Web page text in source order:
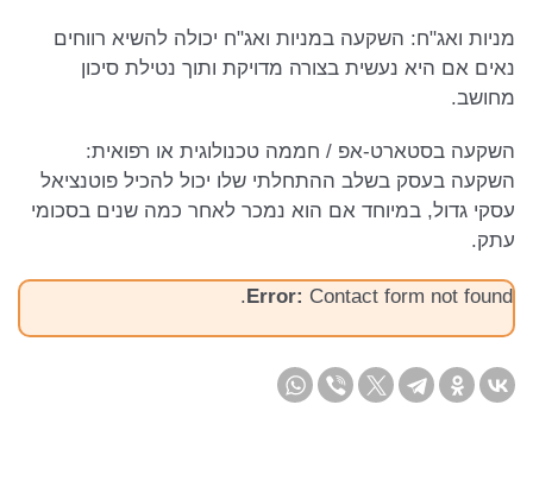
מניות ואג"ח: השקעה במניות ואג"ח יכולה להשיא רווחים
נאים אם היא נעשית בצורה מדויקת ותוך נטילת סיכון
מחושב.
השקעה בסטארט-אפ / חממה טכנולוגית או רפואית:
השקעה בעסק בשלב ההתחלתי שלו יכול להכיל פוטנציאל
עסקי גדול, במיוחד אם הוא נמכר לאחר כמה שנים בסכומי
עתק.
Error: Contact form not found.